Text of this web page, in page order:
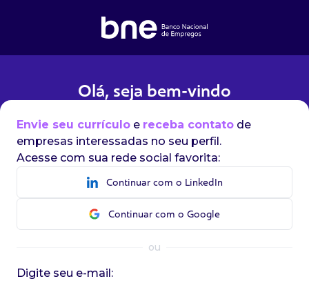
Olá, seja bem-vindo
Envie seu currículo e receba contato de
empresas interessadas no seu perfil.
Acesse com sua rede social favorita:
Continuar com o Google
Continuar com o LinkedIn
ou
Digite seu e-mail: